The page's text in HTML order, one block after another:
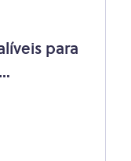
para